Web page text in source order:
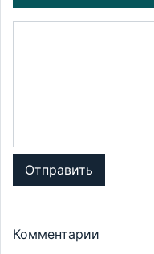
Отправить
Комментарии